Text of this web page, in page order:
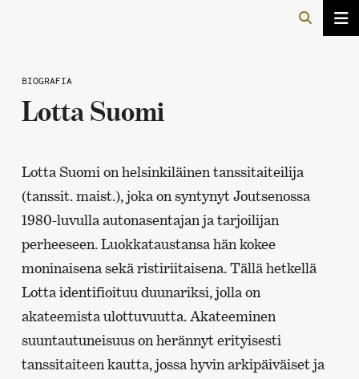
BIOGRAFIA
Lotta Suomi
Lotta Suomi on helsinkiläinen tanssitaiteilija
(tanssit. maist.), joka on syntynyt Joutsenossa
1980-luvulla autonasentajan ja tarjoilijan
perheeseen. Luokkataustansa hän kokee
moninaisena sekä ristiriitaisena. Tällä hetkellä
Lotta identifioituu duunariksi, jolla on
akateemista ulottuvuutta. Akateeminen
suuntautuneisuus on herännyt erityisesti
tanssitaiteen kautta, jossa hyvin arkipäiväiset ja